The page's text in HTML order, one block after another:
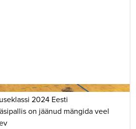
2024 Eesti
on jäänud mängida veel